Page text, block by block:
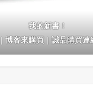
我的新書！
｜博客來購買｜誠品購買連